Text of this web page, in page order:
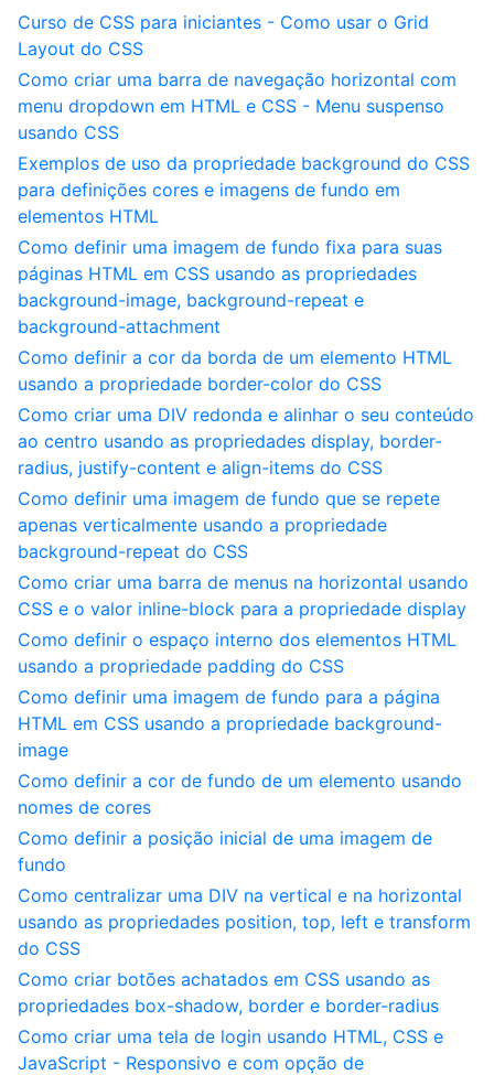
Curso de CSS para iniciantes - Como usar o Grid
Layout do CSS
Como criar uma barra de navegação horizontal com
menu dropdown em HTML e CSS - Menu suspenso
usando CSS
Exemplos de uso da propriedade background do CSS
para definições cores e imagens de fundo em
elementos HTML
Como definir uma imagem de fundo fixa para suas
páginas HTML em CSS usando as propriedades
background-image, background-repeat e
background-attachment
Como definir a cor da borda de um elemento HTML
usando a propriedade border-color do CSS
Como criar uma DIV redonda e alinhar o seu conteúdo
ao centro usando as propriedades display, border-
radius, justify-content e align-items do CSS
Como definir uma imagem de fundo que se repete
apenas verticalmente usando a propriedade
background-repeat do CSS
Como criar uma barra de menus na horizontal usando
CSS e o valor inline-block para a propriedade display
Como definir o espaço interno dos elementos HTML
usando a propriedade padding do CSS
Como definir uma imagem de fundo para a página
HTML em CSS usando a propriedade background-
image
Como definir a cor de fundo de um elemento usando
nomes de cores
Como definir a posição inicial de uma imagem de
fundo
Como centralizar uma DIV na vertical e na horizontal
usando as propriedades position, top, left e transform
do CSS
Como criar botões achatados em CSS usando as
propriedades box-shadow, border e border-radius
Como criar uma tela de login usando HTML, CSS e
JavaScript - Responsivo e com opção de